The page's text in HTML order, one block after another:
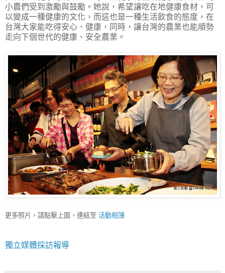
小農們受到激勵與鼓勵。她說，希望讓吃在地健康食材，可
以變成一種健康的文化，而這也是一種生活飲食的態度，在
台灣大家能吃得安心、健康，同時，讓台灣的農業也能順勢
走向下個世代的健康、安全農業。
更多照片，請點擊上圖，連結至 活動相簿
獨立媒體採訪報導